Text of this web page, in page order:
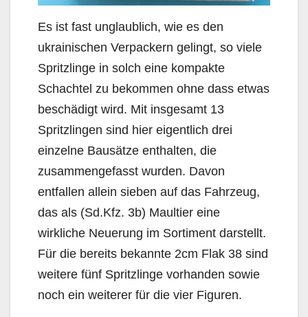
Es ist fast unglaublich, wie es den
ukrainischen Verpackern gelingt, so viele
Spritzlinge in solch eine kompakte
Schachtel zu bekommen ohne dass etwas
beschädigt wird. Mit insgesamt 13
Spritzlingen sind hier eigentlich drei
einzelne Bausätze enthalten, die
zusammengefasst wurden. Davon
entfallen allein sieben auf das Fahrzeug,
das als (Sd.Kfz. 3b) Maultier eine
wirkliche Neuerung im Sortiment darstellt.
Für die bereits bekannte 2cm Flak 38 sind
weitere fünf Spritzlinge vorhanden sowie
noch ein weiterer für die vier Figuren.